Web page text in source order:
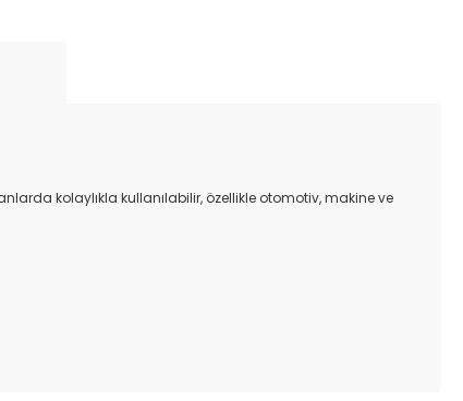
kolaylıkla kullanılabilir, özellikle otomotiv, makine ve